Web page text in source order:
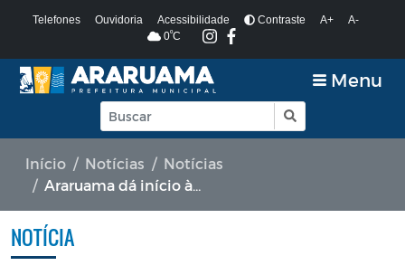
Telefones Ouvidoria Acessibilidade Contraste A+
A-
0ºC
Menu
Início Notícias
Notícias
Araruama dá início às comemorações da Semana da Pátria com Desfile Cívico em São Vicente
NOTÍCIA